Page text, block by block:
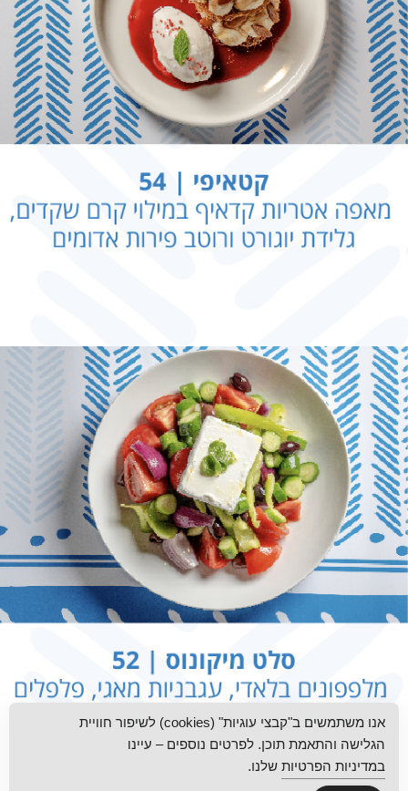
אנו משתמשים ב"קבצי עוגיות" (cookies) לשיפור חוויית
הגלישה והתאמת תוכן. לפרטים נוספים – עיינו
במדיניות הפרטיות שלנו.